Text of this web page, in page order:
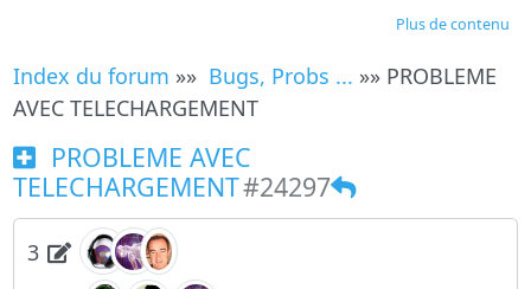
Plus de contenu
Index du forum »» Bugs, Probs ... »» PROBLEME
AVEC TELECHARGEMENT
PROBLEME AVEC
TELECHARGEMENT#24297
3